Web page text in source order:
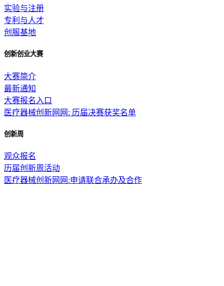
实验与注册
专利与人才
创服基地
创新创业大赛
大赛简介
最新通知
大赛报名入口
医疗器械创新网网: 历届决赛获奖名单
创新周
观众报名
历届创新周活动
医疗器械创新网网:申请联合承办及合作